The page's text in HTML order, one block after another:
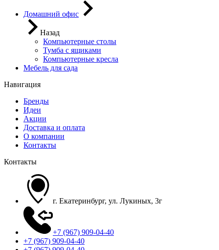
Домашний офис
Назад
Компьютерные столы
Тумба с ящиками
Компьютерные кресла
Мебель для сада
Навигация
Бренды
Идеи
Акции
Доставка и оплата
О компании
Контакты
Контакты
г. Екатеринбург, ул. Лукиных, 3г
+7 (967) 909-04-40
+7 (967) 909-04-40